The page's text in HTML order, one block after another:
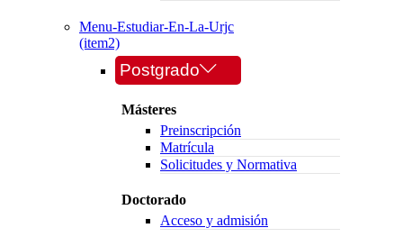
Menu-Estudiar-En-La-Urjc
(item2)
Postgrado
Másteres
Preinscripción
Matrícula
Solicitudes y Normativa
Doctorado
Acceso y admisión